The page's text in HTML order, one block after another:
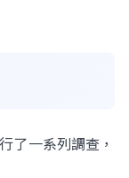
了一系列調查，